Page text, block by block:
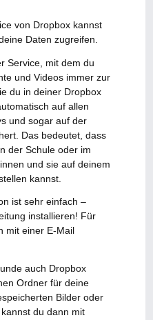
von Dropbox kannst
Daten zugreifen.
Service, mit dem du
und Videos immer zur
du in deiner Dropbox
auf allen
und sogar auf der
Das bedeutet, dass
der Schule oder im
und sie auf deinem
kannst.
ist sehr einfach –
installieren! Für
mit einer E-Mail
auch Dropbox
Ordner für deine
Bilder oder
du dann mit